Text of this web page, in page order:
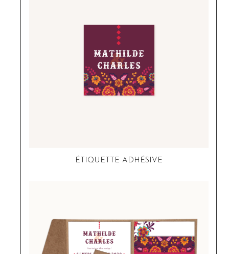
ÉTIQUETTE ADHÉSIVE